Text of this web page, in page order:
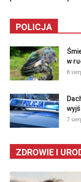
POLICJA
w
8
7
ZDROWIE I